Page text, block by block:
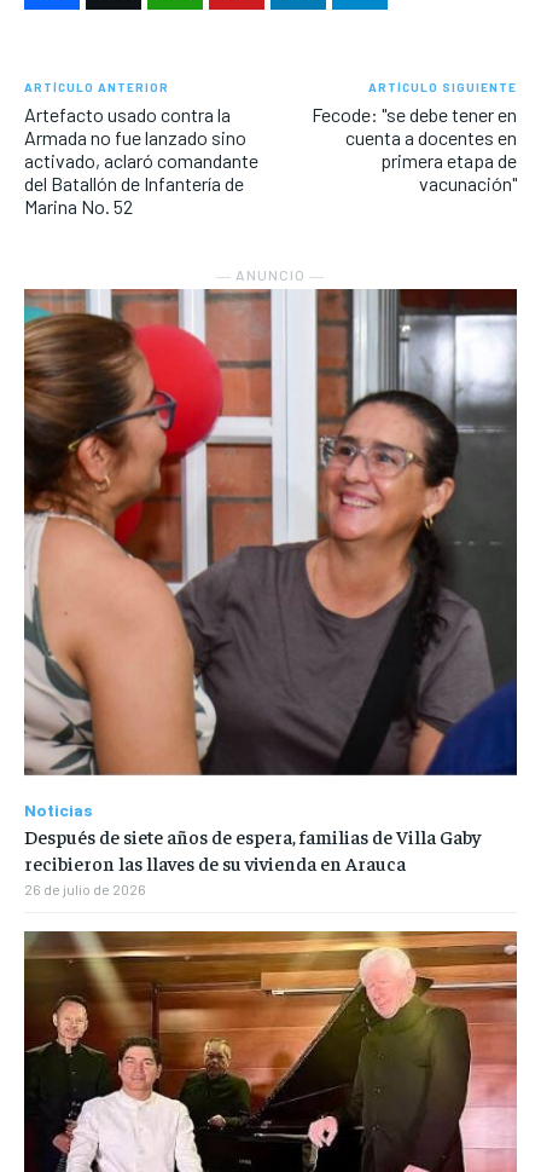
ARTÍCULO ANTERIOR
Artefacto usado contra la
Armada no fue lanzado sino
activado, aclaró comandante
del Batallón de Infantería de
Marina No. 52
ARTÍCULO SIGUIENTE
Fecode: "se debe tener en
cuenta a docentes en
primera etapa de
vacunación"
― ANUNCIO ―
Noticias
Después de siete años de espera, familias de Villa Gaby
recibieron las llaves de su vivienda en Arauca
26 de julio de 2026